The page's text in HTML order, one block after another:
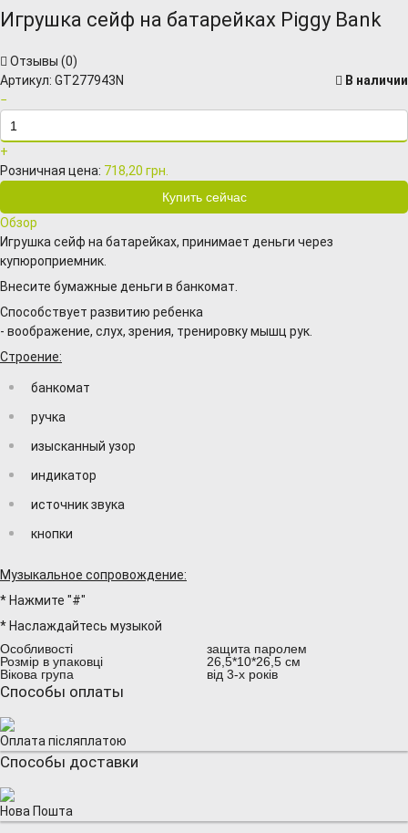
Игрушка сейф на батарейках Piggy Bank
Отзывы (0)
Артикул: GT277943N
В наличии
−
+
Розничная цена: 718,20 грн.
Обзор
Игрушка сейф на батарейках, принимает деньги через
купюроприемник.
Внесите бумажные деньги в банкомат.
Cпособствует развитию ребенка
- воображение, слух, зрения, тренировку мышц рук.
Строение:
банкомат
ручка
изысканный узор
индикатор
источник звука
кнопки
Музыкальное сопровождение:
* Нажмите "#"
* Наслаждайтесь музыкой
Особливості
защита паролем
Розмір в упаковці
26,5*10*26,5 см
Вікова група
від 3-х років
Способы оплаты
Оплата післяплатою
Способы доставки
Нова Пошта